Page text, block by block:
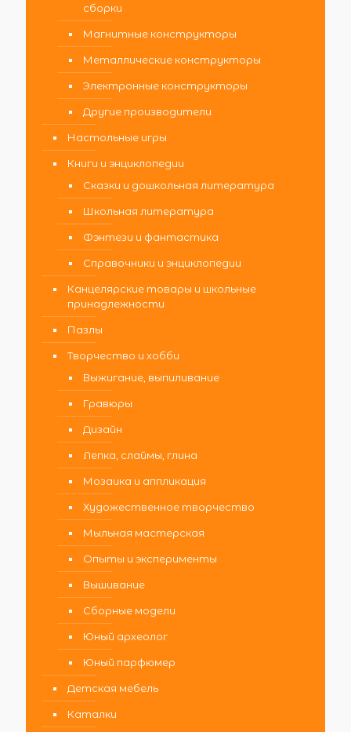
сборки
Магнитные конструкторы
Металлические конструкторы
Электронные конструкторы
Другие производители
Настольные игры
Книги и энциклопедии
Сказки и дошкольная литература
Школьная литература
Фэнтези и фантастика
Справочники и энциклопедии
Канцелярские товары и школьные
принадлежности
Пазлы
Творчество и хобби
Выжигание, выпиливание
Гравюры
Дизайн
Лепка, слаймы, глина
Мозаика и аппликация
Художественное творчество
Мыльная мастерская
Опыты и эксперименты
Вышивание
Сборные модели
Юный археолог
Юный парфюмер
Детская мебель
Каталки